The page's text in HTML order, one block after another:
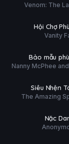
Venom: The
Hội Chợ
Vanity
Bảo mẫu
Nanny McPhee
Lẻ
Siêu Nhện
The Amazing
Nặc